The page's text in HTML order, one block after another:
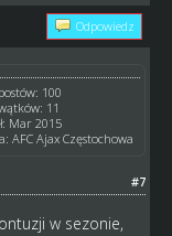
Odpowiedz
100
11
Mar 2015
AFC Ajax Częstochowa
#7
w sezonie,